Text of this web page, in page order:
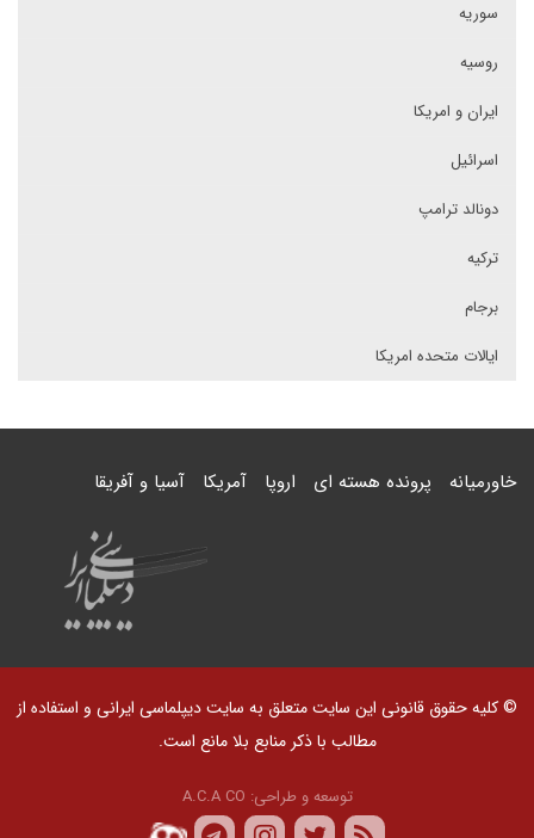
سوریه
روسیه
ایران و امریکا
اسرائیل
دونالد ترامپ
ترکیه
برجام
ایالات متحده امریکا
خاورمیانه پرونده هسته ای اروپا آمریکا آسیا و آفریقا
© کلیه حقوق قانونی این سایت متعلق به سایت دیپلماسی ایرانی و استفاده از
مطالب با ذکر منابع بلا مانع است.
توسعه و طراحی: A.C.A CO